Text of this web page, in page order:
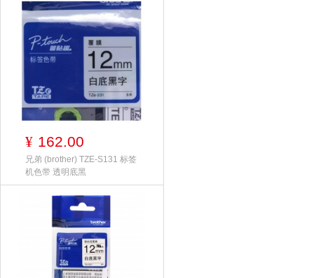
¥ 162.00
兄弟 (brother) TZE-S131 标签
机色带 透明底黑